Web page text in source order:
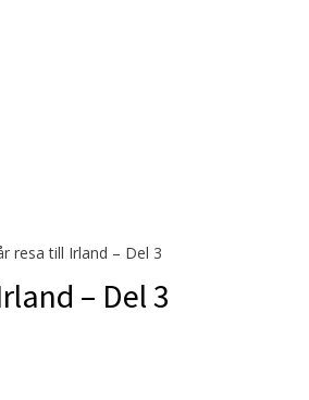
resa till Irland – Del 3
– Del 3